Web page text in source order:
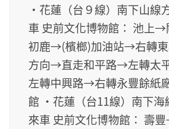
‧花蓮（台９線）南下山線
車 史前文化博物館： 池上
初鹿→(檳榔)加油站→右轉
方向→直走和平路→左轉太
左轉中興路→右轉永豐餘紙
館 ‧花蓮（台11線）南下海
來車 史前文化博物館： 壽